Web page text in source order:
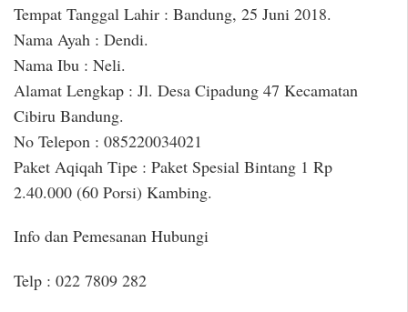
Tempat Tanggal Lahir : Bandung, 25 Juni 2018.
Nama Ayah : Dendi.
Nama Ibu : Neli.
Alamat Lengkap : Jl. Desa Cipadung 47 Kecamatan
Cibiru Bandung.
No Telepon : 085220034021
Paket Aqiqah Tipe : Paket Spesial Bintang 1 Rp
2.40.000 (60 Porsi) Kambing.
Info dan Pemesanan Hubungi
Telp : 022 7809 282